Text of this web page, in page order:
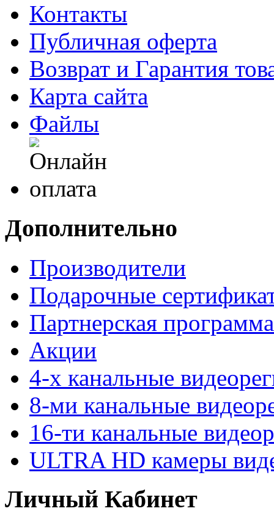
Контакты
Публичная оферта
Возврат и Гарантия
Карта сайта
Файлы
Дополнительно
Производители
Подарочные
Партнерская программа
Акции
4-х канальные
8-ми канальные
16-ти канальные
ULTRA HD камеры
Личный Кабинет